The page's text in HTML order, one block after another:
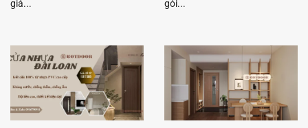
giả...
gói...